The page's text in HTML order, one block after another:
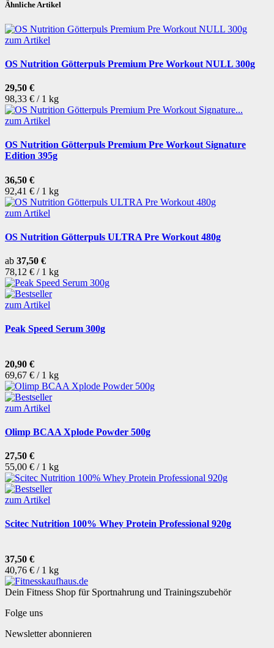
Ähnliche Artikel
zum Artikel
OS Nutrition Götterpuls Premium Pre Workout NULL 300g
29,50 €
98,33 € / 1 kg
zum Artikel
OS Nutrition Götterpuls Premium Pre Workout Signature
Edition 395g
36,50 €
92,41 € / 1 kg
zum Artikel
OS Nutrition Götterpuls ULTRA Pre Workout 480g
ab 37,50 €
78,12 € / 1 kg
zum Artikel
Peak Speed Serum 300g
20,90 €
69,67 € / 1 kg
zum Artikel
Olimp BCAA Xplode Powder 500g
27,50 €
55,00 € / 1 kg
zum Artikel
Scitec Nutrition 100% Whey Protein Professional 920g
37,50 €
40,76 € / 1 kg
Dein Fitness Shop für Sportnahrung und Trainingszubehör
Folge uns
Newsletter abonnieren